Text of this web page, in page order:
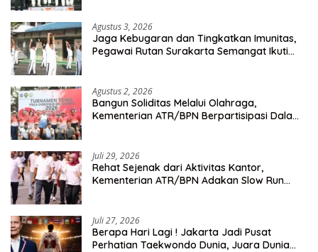
Agustus 3, 2026
Jaga Kebugaran dan Tingkatkan Imunitas,
Pegawai Rutan Surakarta Semangat Ikuti
Agustus 2, 2026
Bangun Soliditas Melalui Olahraga,
Kementerian ATR/BPN Berpartisipasi Dalam
Juli 29, 2026
Rehat Sejenak dari Aktivitas Kantor,
Kementerian ATR/BPN Adakan Slow Run
Juli 27, 2026
Berapa Hari Lagi ! Jakarta Jadi Pusat
Perhatian Taekwondo Dunia, Juara Dunia